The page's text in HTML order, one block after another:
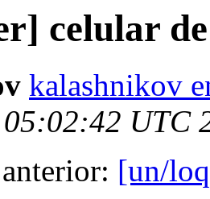
celular
kalashnikov
05:02:42 UTC
[un/